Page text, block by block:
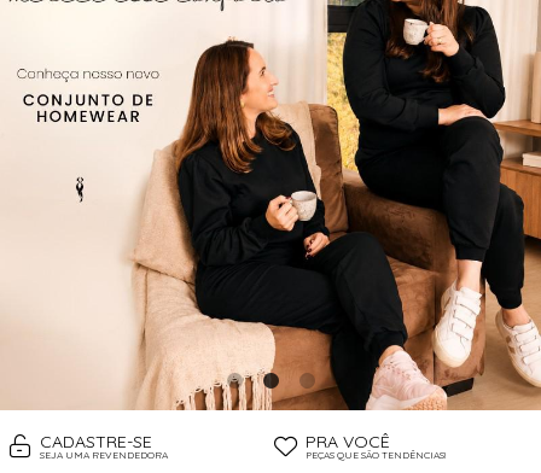
CADASTRE-SE
SEJA UMA REVENDEDORA
PRA VOCÊ
PEÇAS QUE SÃO TENDÊNCIAS!